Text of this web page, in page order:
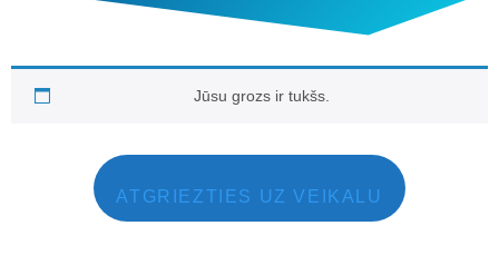
Jūsu grozs ir tukšs.
ATGRIEZTIES UZ VEIKALU